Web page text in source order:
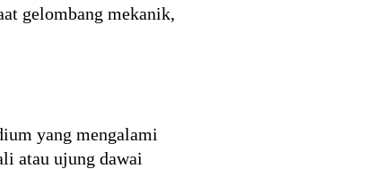
gelombang mekanik,
yang mengalami
atau ujung dawai